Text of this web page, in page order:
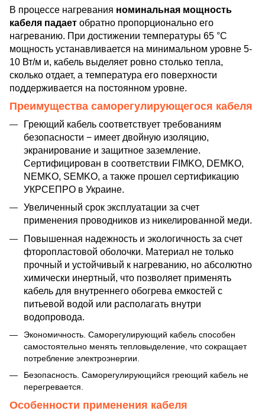
В процессе нагревания номинальная мощность
кабеля падает обратно пропорционально его
нагреванию. При достижении температуры 65 °C
мощность устанавливается на минимальном уровне 5-
10 Вт/м и, кабель выделяет ровно столько тепла,
сколько отдает, а температура его поверхности
поддерживается на постоянном уровне.
Преимущества саморегулирующегося кабеля
Греющий кабель соответствует требованиям
безопасности − имеет двойную изоляцию,
экранирование и защитное заземление.
Сертифицирован в соответствии FIMKO, DEMKO,
NEMKO, SEMKO, а также прошел сертификацию
УКРСЕПРО в Украине.
Увеличенный срок эксплуатации за счет
применения проводников из никелированной меди.
Повышенная надежность и экологичность за счет
фторопластовой оболочки. Материал не только
прочный и устойчивый к нагреванию, но абсолютно
химически инертный, что позволяет применять
кабель для внутреннего обогрева емкостей с
питьевой водой или располагать внутри
водопровода.
Экономичность. Саморегулирующий кабель способен
самостоятельно менять тепловыделение, что сокращает
потребление электроэнергии.
Безопасность. Саморегулирующийся греющий кабель не
перегревается.
Особенности применения кабеля